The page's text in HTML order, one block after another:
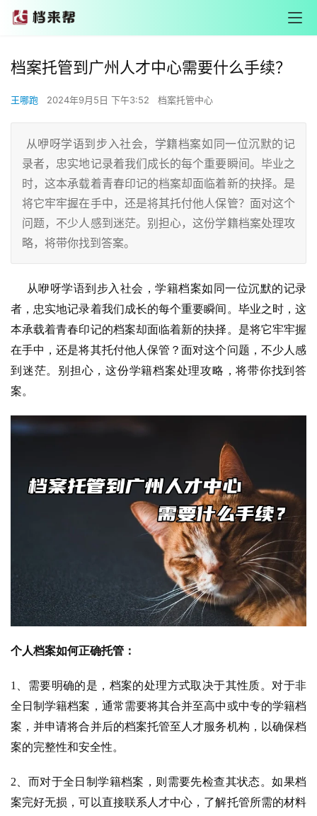
档案托管到广州人才中心需要什么手续？
王哪跑 2024年9月5日 下午3:52 档案托管中心
从咿呀学语到步入社会，学籍档案如同一位沉默的记
录者，忠实地记录着我们成长的每个重要瞬间。毕业之
时，这本承载着青春印记的档案却面临着新的抉择。是
将它牢牢握在手中，还是将其托付他人保管？面对这个
问题，不少人感到迷茫。别担心，这份学籍档案处理攻
略，将带你找到答案。
从咿呀学语到步入社会，学籍档案如同一位沉默的记录
者，忠实地记录着我们成长的每个重要瞬间。毕业之时，这
本承载着青春印记的档案却面临着新的抉择。是将它牢牢握
在手中，还是将其托付他人保管？面对这个问题，不少人感
到迷茫。别担心，这份学籍档案处理攻略，将带你找到答
案。
个人档案如何正确托管：
1、需要明确的是，档案的处理方式取决于其性质。对于非
全日制学籍档案，通常需要将其合并至高中或中专的学籍档
案，并申请将合并后的档案托管至人才服务机构，以确保档
案的完整性和安全性。
2、 而对于全日制学籍档案，则需要先检查其状态。如果档
案完好无损，可以直接联系人才中心，了解托管所需的材料